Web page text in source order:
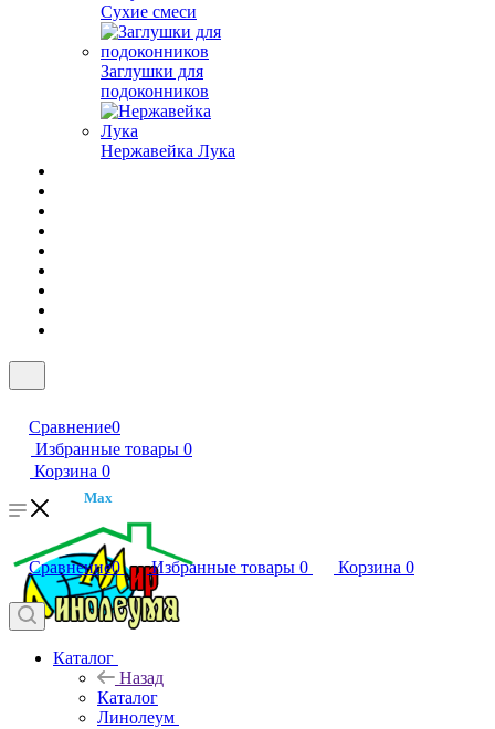
Сухие смеси
Заглушки для
подоконников
Нержавейка Лука
Сравнение0
Избранные товары 0
Корзина 0
Max
Сравнение0 Избранные товары 0 Корзина 0
Каталог
Назад
Каталог
Линолеум